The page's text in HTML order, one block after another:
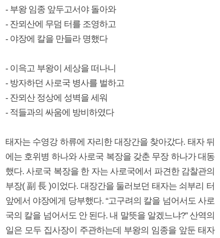
- 부왕 임종 앞두고서야 돌아와
- 잔뫼산에 무덤 터를 조영하고
- 야장에 칼을 만들라 명했다
- 이윽고 부왕이 세상을 떠나니
- 방자하던 사로국 병사를 벌하고
- 잔뫼산 정상에 성벽을 세워
- 적들과의 싸움에 방비하였다
태자는 수영강 하류에 자리한 대장간을 찾아갔다. 태자 뒤
에는 호위병 하나와 사로국 복장을 갖춘 무장 하나가 대동
했다. 사로국 복장을 한 자는 사로국에서 파견한 감찰관의
부장( 副 長 )이었다. 대장간을 둘러보던 태자는 쇠부리 터
앞에서 야장에게 당부했다. “고구려의 칼을 넘어서도 사로
국의 칼을 넘어서도 안 된다. 내 말뜻을 알겠느냐?” 산역의
일은 모두 집사장이 주관하는데 부왕의 임종을 앞둔 태자